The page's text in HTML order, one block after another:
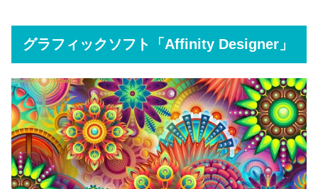
グラフィックソフト「Affinity Designer」